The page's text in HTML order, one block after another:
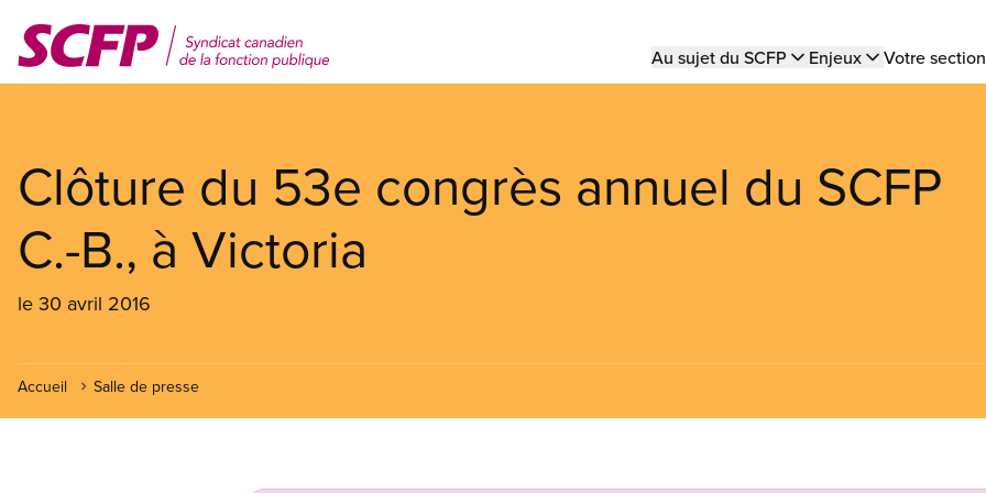
contenu
Main
Au sujet du SCFP Enjeux Votre
Clôture du 53e congrès annuel du SCFP
C.-B., à Victoria
le 30 avril 2016
Accueil Salle de presse